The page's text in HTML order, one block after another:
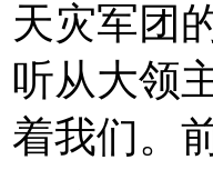
天灾军团
听从大领
着我们。